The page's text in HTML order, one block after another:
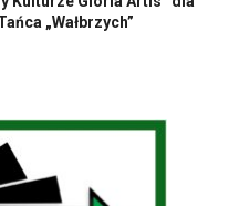
„Wałbrzych”